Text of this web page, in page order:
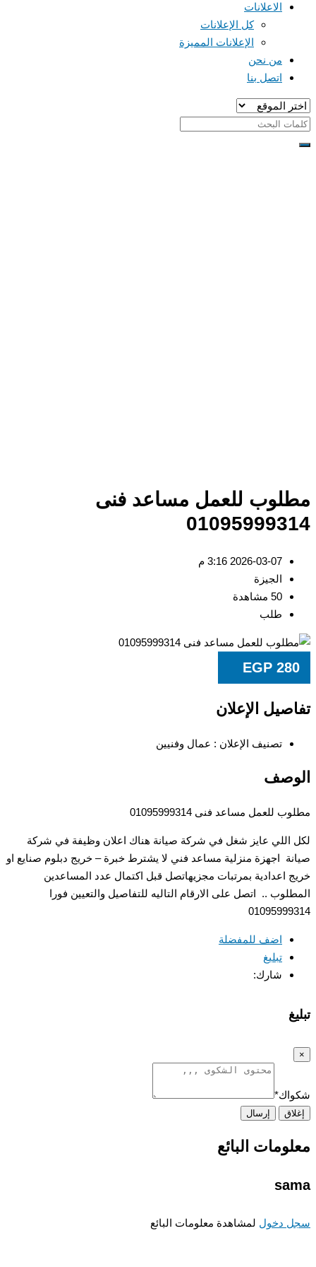
الاعلانات
كل الإعلانات
الإعلانات المميزة
من نحن
اتصل بنا
للعمل مساعد فنى
2026-03-07 3:16 م
الجيزة
طلب
EGP
الإعلان
تصنيف الإعلان :عمال وفنيين
للعمل مساعد فنى 01095999314
اللي عايز شغل في شركة صيانة هناك اعلان وظيفة في شركة
اجهزة منزلية مساعد فني لا يشترط خبرة – خريج دبلوم صنايع او
اعدادية بمرتبات مجزيهاتصل قبل اكتمال عدد المساعدين
.. اتصل على الارقام التاليه للتفاصيل والتعيين فورا
اضف للمفضلة
تبليغ
شارك:
*
إرسال
البائع
دخوللمشاهدة معلومات البائع